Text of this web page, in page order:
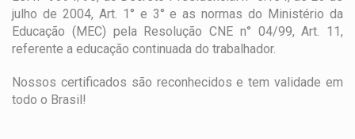
julho de 2004, Art. 1° e 3° e as normas do Ministério da
Educação (MEC) pela Resolução CNE n° 04/99, Art. 11,
referente a educação continuada do trabalhador.
Nossos certificados são reconhecidos e tem validade em
todo o Brasil!